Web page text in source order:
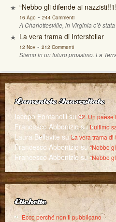
“Nebbo gli difende ai
16 Ago - 244 Commenti
A Charlottesville, in Virginia c’è
La vera trama di Interstellar
12 Nov- 212 Commenti
Siamo in un futuro prossimo. La
Lamentele Inascoltate
Iacopo Fontanellisu02. Un paese
Francesco AbboniziosuL’ultimo
Laura Bellavite su La vera trama di
Francesco Abbonizio su“Nebbo
Francesco Abbonizio su“Nebbo
Etichette
Ecco perché non ti pubblicano